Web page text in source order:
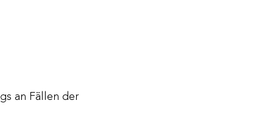
an Fällen der